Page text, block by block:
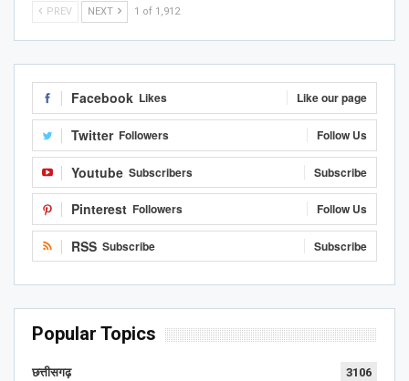
PREV NEXT 1 of 1,912
Facebook Likes Like our page
Twitter Followers Follow Us
Youtube Subscribers Subscribe
Pinterest Followers Follow Us
RSS Subscribe Subscribe
Popular Topics
छत्तीसगढ़ 3106